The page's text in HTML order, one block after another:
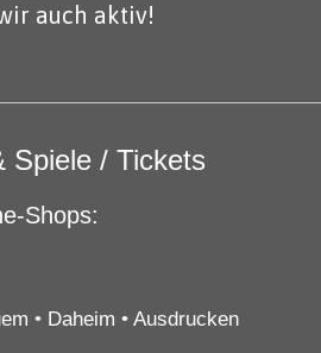
auch aktiv!
Spiele / Tickets
Shops:
• Daheim • Ausdrucken